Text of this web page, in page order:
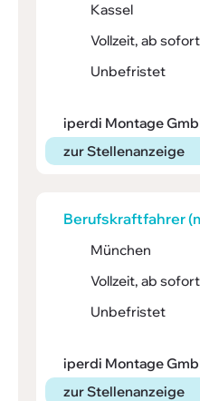
Kassel
Vollzeit, ab sofort
Unbefristet
iperdi Montage
zur Stellenanzeige
Berufs­kraft­fahrer
München
Vollzeit, ab sofort
Unbefristet
iperdi Montage
zur Stellenanzeige